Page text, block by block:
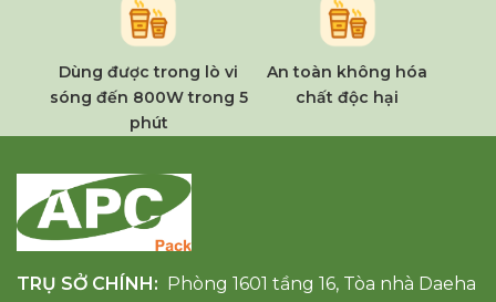
Dùng được trong lò vi
sóng đến 800W trong 5
phút
An toàn không hóa
chất độc hại
TRỤ SỞ CHÍNH:
Phòng 1601 tầng 16, Tòa nhà Daeha